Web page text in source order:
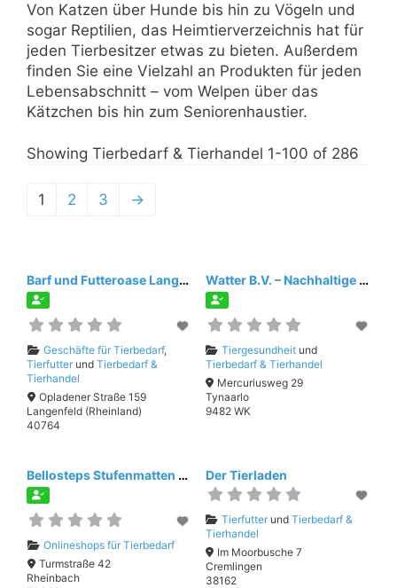
Von Katzen über Hunde bis hin zu Vögeln und
sogar Reptilien, das Heimtierverzeichnis hat für
jeden Tierbesitzer etwas zu bieten. Außerdem
finden Sie eine Vielzahl an Produkten für jeden
Lebensabschnitt – vom Welpen über das
Kätzchen bis hin zum Seniorenhaustier.
Showing Tierbedarf & Tierhandel 1-100 of 286
1 2 3 →
Barf und Futteroase Langenfeld
Geschäfte für Tierbedarf,
Tierfutter und Tierbedarf &
Tierhandel
Opladener Straße 159
Langenfeld (Rheinland)
40764
Watter B.V. – Nachhaltige Desinfektion
Tiergesundheit und
Tierbedarf & Tierhandel
Mercuriusweg 29
Tynaarlo
9482 WK
Bellosteps Stufenmatten für Hunde
Onlineshops für Tierbedarf
Turmstraße 42
Rheinbach
Der Tierladen
Tierfutter undTierbedarf &
Tierhandel
Im Moorbusche 7
Cremlingen
38162